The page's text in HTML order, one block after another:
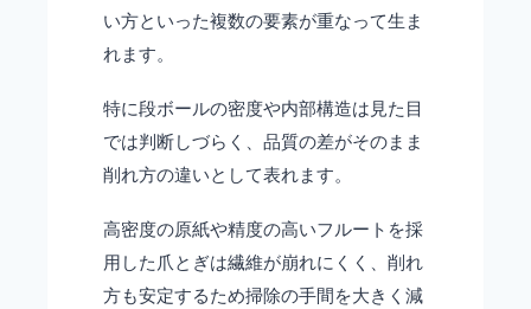
い方といった複数の要素が重なって生ま
れます。
特に段ボールの密度や内部構造は見た目
では判断しづらく、品質の差がそのまま
削れ方の違いとして表れます。
高密度の原紙や精度の高いフルートを採
用した爪とぎは繊維が崩れにくく、削れ
方も安定するため掃除の手間を大きく減